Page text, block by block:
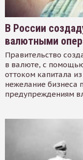
В России
валютными
Правительство
в валюте, с
оттоком капитала
нежелание бизнеса
предупреждениям